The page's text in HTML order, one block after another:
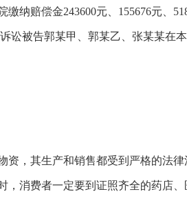
缴纳赔偿金243600元、155676元、
讼被告郭某甲、郭某乙、张某某在
，其生产和销售都受到严格的法律
，消费者一定要到证照齐全的药店